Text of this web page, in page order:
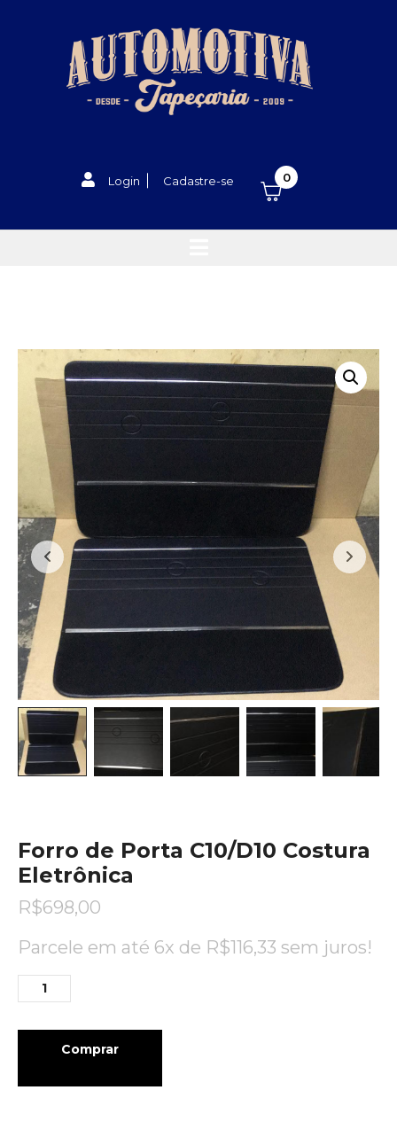
Login Cadastre-se 0
Forro de Porta C10/D10 Costura
Eletrônica
R$698,00
Parcele em até 6x de R$116,33 sem juros!
Comprar